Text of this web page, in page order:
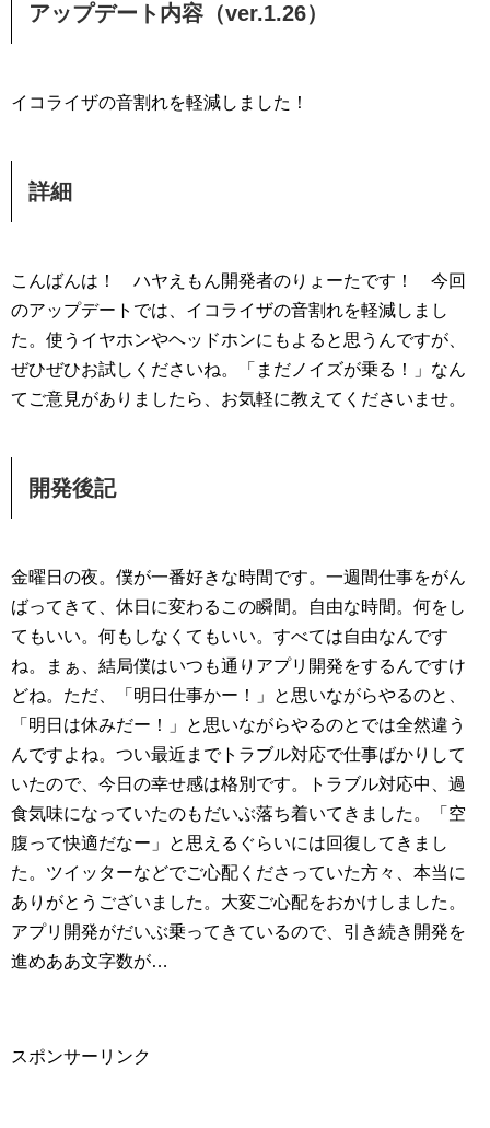
アップデート内容（ver.1.26）
イコライザの音割れを軽減しました！
詳細
こんばんは！ ハヤえもん開発者のりょーたです！ 今回
のアップデートでは、イコライザの音割れを軽減しまし
た。使うイヤホンやヘッドホンにもよると思うんですが、
ぜひぜひお試しくださいね。「まだノイズが乗る！」なん
てご意見がありましたら、お気軽に教えてくださいませ。
開発後記
金曜日の夜。僕が一番好きな時間です。一週間仕事をがん
ばってきて、休日に変わるこの瞬間。自由な時間。何をし
てもいい。何もしなくてもいい。すべては自由なんです
ね。まぁ、結局僕はいつも通りアプリ開発をするんですけ
どね。ただ、「明日仕事かー！」と思いながらやるのと、
「明日は休みだー！」と思いながらやるのとでは全然違う
んですよね。つい最近までトラブル対応で仕事ばかりして
いたので、今日の幸せ感は格別です。トラブル対応中、過
食気味になっていたのもだいぶ落ち着いてきました。「空
腹って快適だなー」と思えるぐらいには回復してきまし
た。ツイッターなどでご心配くださっていた方々、本当に
ありがとうございました。大変ご心配をおかけしました。
アプリ開発がだいぶ乗ってきているので、引き続き開発を
進めああ文字数が…
スポンサーリンク